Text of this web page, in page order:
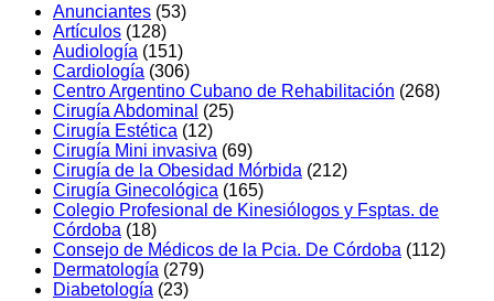
Anunciantes (53)
Artí­culos (128)
Audiologí­a (151)
Cardiología (306)
Centro Argentino Cubano de Rehabilitación (268)
Cirugía Abdominal (25)
Cirugía Estética (12)
Cirugía Mini invasiva (69)
Cirugí­a de la Obesidad Mórbida (212)
Cirugí­a Ginecológica (165)
Colegio Profesional de Kinesiólogos y Fsptas. de
Córdoba (18)
Consejo de Médicos de la Pcia. De Córdoba (112)
Dermatologí­a (279)
Diabetologí­a (23)